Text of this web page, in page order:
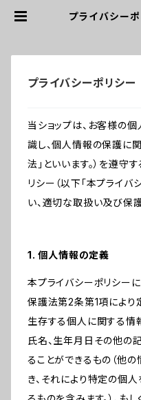
プライバシー
プライバシーポリシー
当ショップは、お客様の
識し、個人情報の保護に
法」といいます。）を遵守
リシー（以下「本プライバ
い、適切な取扱い及び保
1. 個人情報の定義
本プライバシーポリシー
保護法第2条第1項により
生存する個人に関する情
氏名、生年月日その他の
ることができるもの（他
き、それにより特定の個